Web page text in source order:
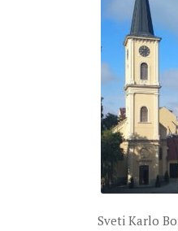
REDOVNICI
IN MEMORIAM
SEVERNI DEKANAT
SREDNJI DEKANAT
JUŽNI DEKANAT
Sveti Karlo